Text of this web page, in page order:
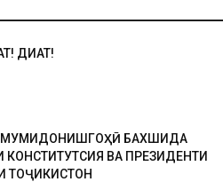
ДИҚҚАТ!
БАХШИДА
КОНСТИТУТСИЯ ВА ПРЕЗИДЕНТИ
ТОҶИКИСТОН